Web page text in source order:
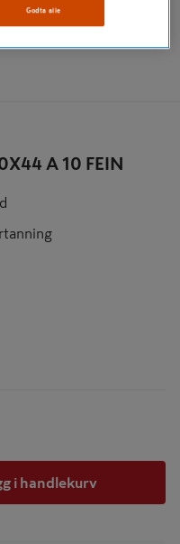
A 10 FEIN
i handlekurv
Godta alle